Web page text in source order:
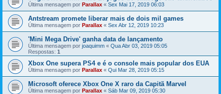
Última mensagem por Parallax « Sex Mai 17, 2019 06:03
Antstream promete liberar mais de dois mil games
Última mensagem por Parallax « Sex Abr 12, 2019 10:23
'Mini Mega Drive' ganha data de lançamento
Última mensagem por joaquimm « Qua Abr 03, 2019 05:05
Respostas: 1
Xbox One supera PS4 e é o console mais popular dos EUA
Última mensagem por Parallax « Qui Mar 28, 2019 05:15
Microsoft oferece Xbox One X raro da Capitã Marvel
Última mensagem por Parallax « Sáb Mar 09, 2019 05:30